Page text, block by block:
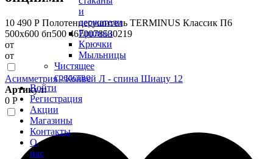
и
держатели
Ершики
Крючки
Мыльницы
Чистящее
средство
Войти
Регистрация
Акции
Магазины
Контакты
О
нас
10 490 Р Полотенцесушитель TERMINUS Классик П6
500х600 бп500 4670078530219
от
от
Асимметрия - Конвей Л - спина Шиацу 12
Артикул:
0 Р